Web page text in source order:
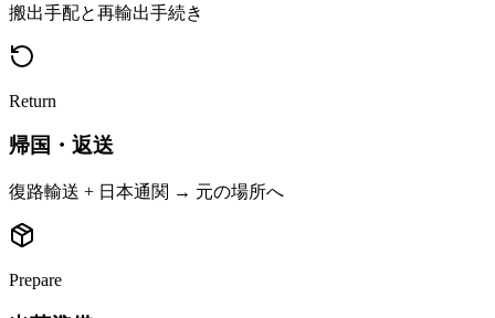
搬出手配と再輸出手続き
Return
帰国・返送
復路輸送 + 日本通関 → 元の場所へ
Prepare